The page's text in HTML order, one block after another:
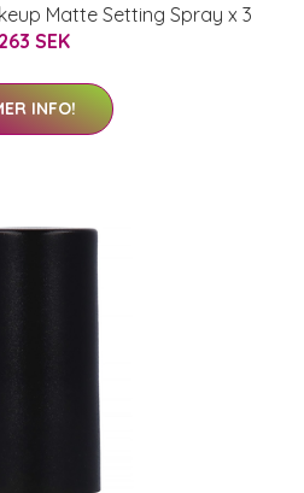
Matte Setting Spray x 3
263 SEK
INFO!